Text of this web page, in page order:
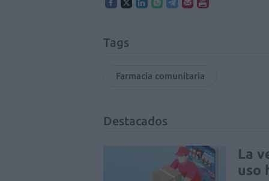
Tags
Farmacia comunitaria
Destacados
La
uso